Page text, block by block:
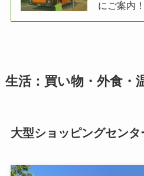
にご案内！
生活：買い物・外食・
大型ショッピングセンタ